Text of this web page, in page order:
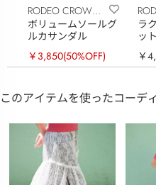
RODEO CROWNS
WIDE BOWL
ボリュームソールグ
ルカサンダル
￥3,850(50%OFF)
ラ
ット
￥
このアイテムを使ったコーデ